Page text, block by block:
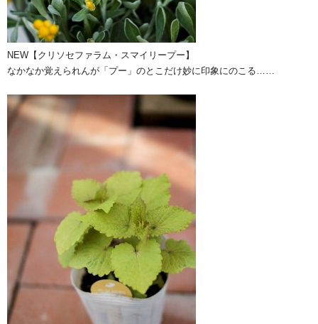
NEW【クリソセファラム・スマイリープー】
なかなか覚えられんが「プー」のとこだけ妙に印象にのこる……